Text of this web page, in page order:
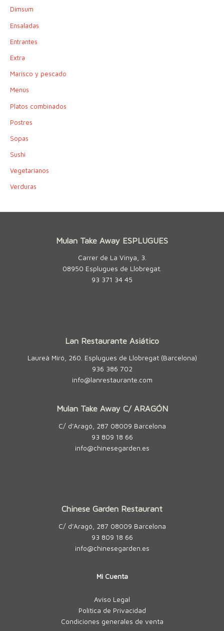
Dimsum
Ensaladas
Entrantes
Extra
Marisco y pescado
Menús
Platos combinados
Postres
Sopas
Sushi
Vegetarianos
Verduras
Mulan Take Away ESPLUGUES
Carrer de La Vinya, 3.
08950 Esplugues de Llobregat.
93 371 34 45
Lan Restaurante Asiático
Laureà Miró, 260. Esplugues de Llobregat (Barcelona)
936 386 702
info@lanrestaurante.com
Mulan Take Away C/ ARAGÓN
C/ d’Aragó, 287 08009 Barcelona
93 809 18 66
info@chinesegarden.es
Chinese Garden Restaurant
C/ d’Aragó, 287 08009 Barcelona
93 809 18 66
info@chinesegarden.es
Mi Cuenta
Aviso Legal
Política de Privacidad
Condiciones generales de venta